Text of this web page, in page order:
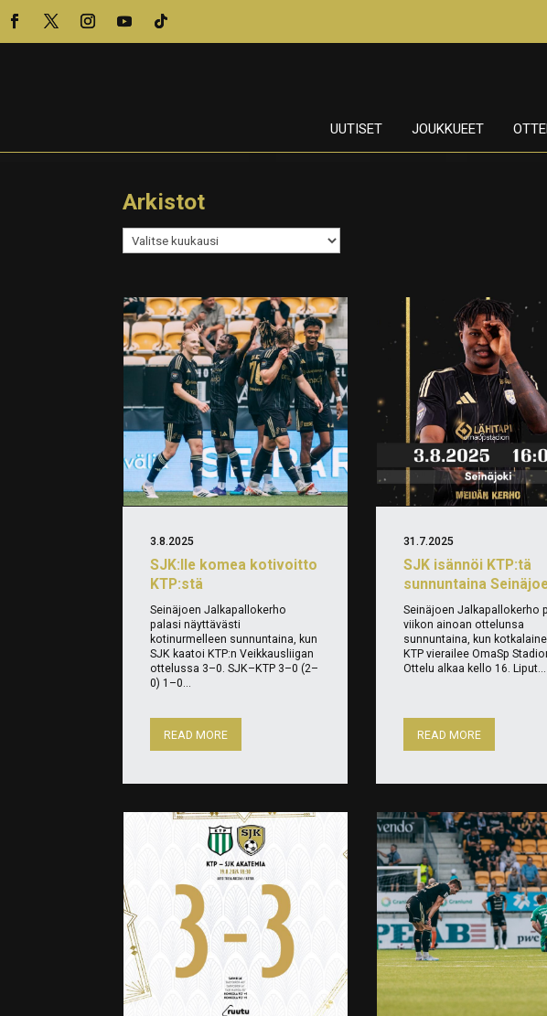
UUTISET JOUKKUEET
Arkistot
Arkistot
SJK:lle komea kotivoitto
KTP:stä
3.8.2025
Seinäjoen Jalkapallokerho
palasi näyttävästi
kotinurmelleen sunnuntaina, kun
SJK kaatoi KTP:n Veikkausliigan
ottelussa 3–0. SJK–KTP 3–0 (2–
0) 1–0...
READ MORE
SJK isännöi KTP:tä
sunnuntaina
31.7.2025
Seinäjoen Jalkapallokerho
viikon ainoan ottelunsa
sunnuntaina, kun
KTP vierailee OmaSp
Ottelu alkaa kello 16. Liput...
READ MORE